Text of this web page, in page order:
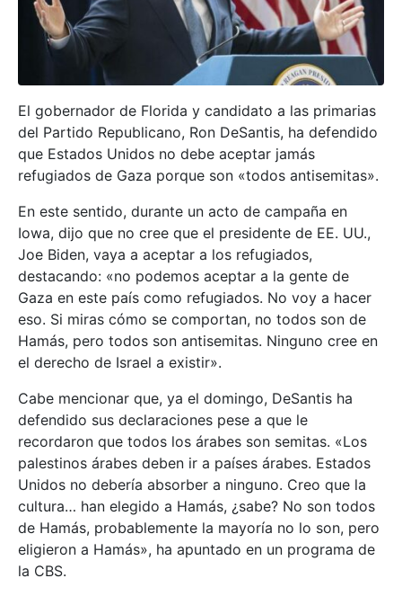
El gobernador de Florida y candidato a las primarias
del Partido Republicano, Ron DeSantis, ha defendido
que Estados Unidos no debe aceptar jamás
refugiados de Gaza porque son «todos antisemitas».
En este sentido, durante un acto de campaña en
Iowa, dijo que no cree que el presidente de EE. UU.,
Joe Biden, vaya a aceptar a los refugiados,
destacando: «no podemos aceptar a la gente de
Gaza en este país como refugiados. No voy a hacer
eso. Si miras cómo se comportan, no todos son de
Hamás, pero todos son antisemitas. Ninguno cree en
el derecho de Israel a existir».
Cabe mencionar que, ya el domingo, DeSantis ha
defendido sus declaraciones pese a que le
recordaron que todos los árabes son semitas. «Los
palestinos árabes deben ir a países árabes. Estados
Unidos no debería absorber a ninguno. Creo que la
cultura… han elegido a Hamás, ¿sabe? No son todos
de Hamás, probablemente la mayoría no lo son, pero
eligieron a Hamás», ha apuntado en un programa de
la CBS.